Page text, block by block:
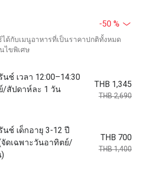
-50 %
ด้กับเมนูอาหารที่เป็นราคาปกติทั้งหมด
ไขพิเศษ
ช์ เวลา 12:00–14:30
/สัปดาห์ละ 1 วัน
THB 1,345
THB 2,690
ช์ เด็กอายุ 3-12 ปี
จัดเฉพาะวันอาทิตย์/
THB 700
THB 1,400